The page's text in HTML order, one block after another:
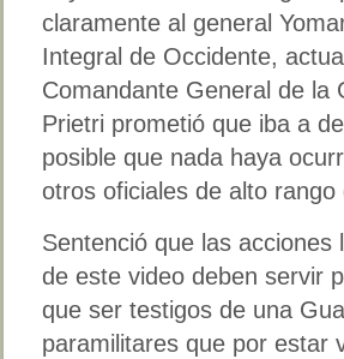
claramente al general
Integral de Occidente,
Comandante General de la
Prietri prometió que iba a
posible que nada haya
otros oficiales de alto
Sentenció que las
de este video deben servir
que ser testigos de una
paramilitares que por estar